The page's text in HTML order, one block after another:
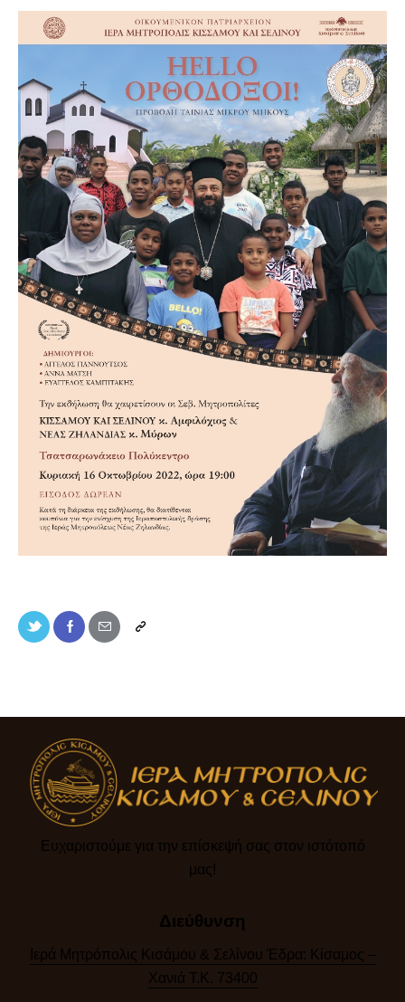
Ευχαριστούμε για την επίσκεψή σας στον ιστότοπό
μας!​
Διεύθυνση
Ιερά Μητρόπολις Κισάμου & Σελίνου Έδρα: Κίσαμος –
Χανιά Τ.Κ. 73400